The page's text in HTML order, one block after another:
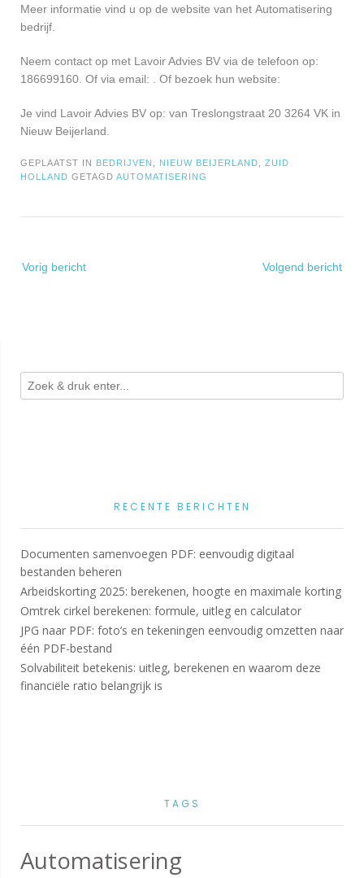
Meer informatie vind u op de website van het Automatisering
bedrijf.
Neem contact op met Lavoir Advies BV via de telefoon op:
186699160. Of via email:
. Of bezoek hun website:
Je vind Lavoir Advies BV op: van Treslongstraat 20 3264 VK in
Nieuw Beijerland.
GEPLAATST IN BEDRIJVEN NIEUW BEIJERLAND
ZUID
HOLLAND GETAGD AUTOMATISERING
navigatie
Vorig bericht Volgend bericht
RECENTE BERICHTEN
Documenten samenvoegen PDF: eenvoudig digitaal
bestanden beheren
Arbeidskorting 2025: berekenen, hoogte en maximale korting
Omtrek cirkel berekenen: formule, uitleg en calculator
JPG naar PDF: foto’s en tekeningen eenvoudig omzetten naar
één PDF-bestand
Solvabiliteit betekenis: uitleg, berekenen en waarom deze
financiële ratio belangrijk is
TAGS
Automatisering